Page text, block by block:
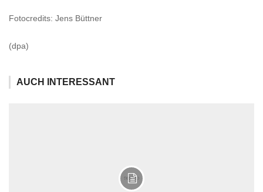
Fotocredits: Jens Büttner
(dpa)
AUCH INTERESSANT